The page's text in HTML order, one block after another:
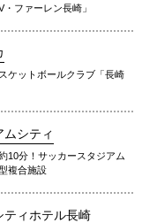
・ファーレン長崎」
ケットボールクラブ「長崎
シティ
10分！サッカースタジアム
複合施設
ティホテル長崎